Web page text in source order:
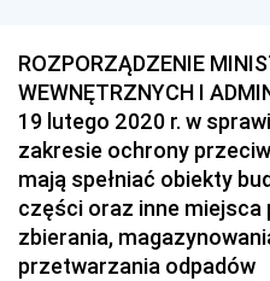
ROZPORZĄDZENIE
WEWNĘTRZNYCH I
19 lutego 2020 r. w
zakresie ochrony
mają spełniać obiekty
części oraz inne
zbierania,
przetwarzania odpadów